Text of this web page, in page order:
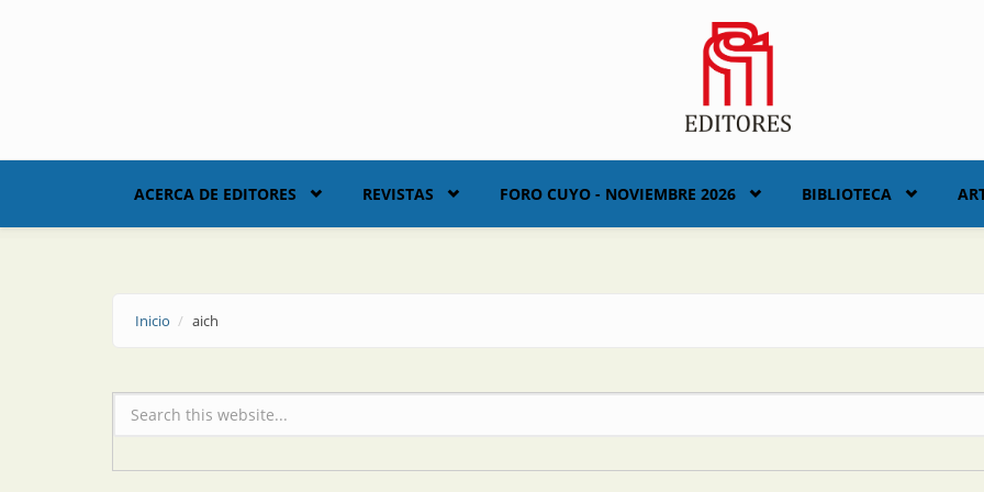
ACERCA DE EDITORES REVISTAS FORO CUYO - NOVIEMBRE 2026 BIBLIOTECA
Inicio aich
Formulario de búsqueda